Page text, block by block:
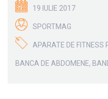
19 IULIE 2017
SPORTMAG
APARATE DE FITNESS
BANCA DE ABDOMENE,